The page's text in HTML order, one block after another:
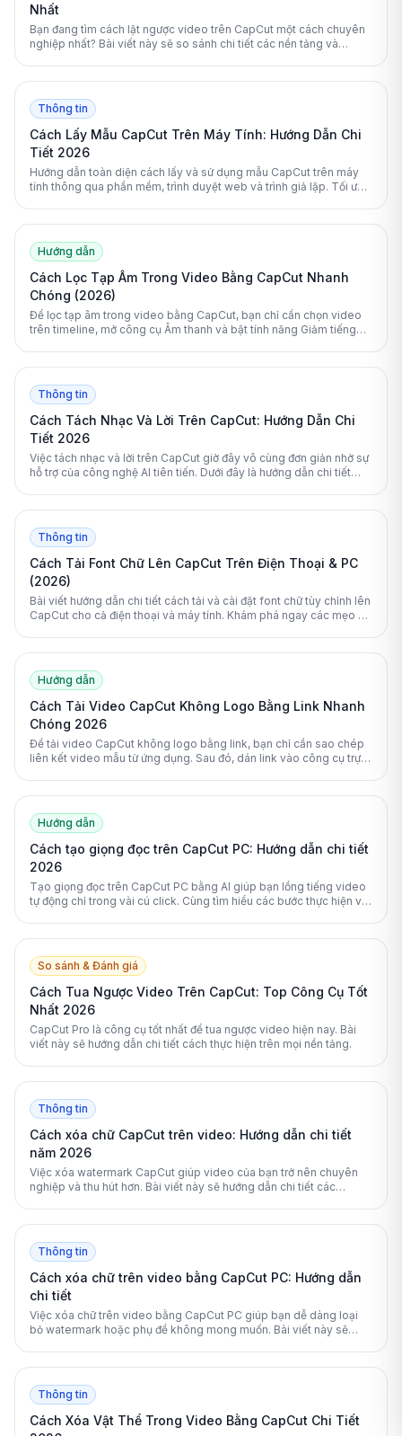
Nhất
Bạn đang tìm cách lật ngược video trên CapCut một cách chuyên
nghiệp nhất? Bài viết này sẽ so sánh chi tiết các nền tảng và
Thông tin
Cách Lấy Mẫu CapCut Trên Máy Tính: Hướng Dẫn Chi
Tiết 2026
Hướng dẫn toàn diện cách lấy và sử dụng mẫu CapCut trên máy
tính thông qua phần mềm, trình duyệt web và trình giả lập. Tối ưu
Hướng dẫn
Cách Lọc Tạp Âm Trong Video Bằng CapCut Nhanh
Chóng (2026)
Để lọc tạp âm trong video bằng CapCut, bạn chỉ cần chọn video
trên timeline, mở công cụ Âm thanh và bật tính năng Giảm tiếng
Thông tin
Cách Tách Nhạc Và Lời Trên CapCut: Hướng Dẫn Chi
Tiết 2026
Việc tách nhạc và lời trên CapCut giờ đây vô cùng đơn giản nhờ sự
hỗ trợ của công nghệ AI tiên tiến. Dưới đây là hướng dẫn chi tiết
Thông tin
Cách Tải Font Chữ Lên CapCut Trên Điện Thoại & PC
(2026)
Bài viết hướng dẫn chi tiết cách tải và cài đặt font chữ tùy chỉnh lên
CapCut cho cả điện thoại và máy tính. Khám phá ngay các mẹo xử
Hướng dẫn
Cách Tải Video CapCut Không Logo Bằng Link Nhanh
Chóng 2026
Để tải video CapCut không logo bằng link, bạn chỉ cần sao chép
liên kết video mẫu từ ứng dụng. Sau đó, dán link vào công cụ trực
Hướng dẫn
Cách tạo giọng đọc trên CapCut PC: Hướng dẫn chi tiết
2026
Tạo giọng đọc trên CapCut PC bằng AI giúp bạn lồng tiếng video
tự động chỉ trong vài cú click. Cùng tìm hiểu các bước thực hiện và
So sánh & Đánh giá
Cách Tua Ngược Video Trên CapCut: Top Công Cụ Tốt
Nhất 2026
CapCut Pro là công cụ tốt nhất để tua ngược video hiện nay. Bài
viết này sẽ hướng dẫn chi tiết cách thực hiện trên mọi nền tảng.
Thông tin
Cách xóa chữ CapCut trên video: Hướng dẫn chi tiết
năm 2026
Việc xóa watermark CapCut giúp video của bạn trở nên chuyên
nghiệp và thu hút hơn. Bài viết này sẽ hướng dẫn chi tiết các
Thông tin
Cách xóa chữ trên video bằng CapCut PC: Hướng dẫn
chi tiết
Việc xóa chữ trên video bằng CapCut PC giúp bạn dễ dàng loại
bỏ watermark hoặc phụ đề không mong muốn. Bài viết này sẽ
Thông tin
Cách Xóa Vật Thể Trong Video Bằng CapCut Chi Tiết